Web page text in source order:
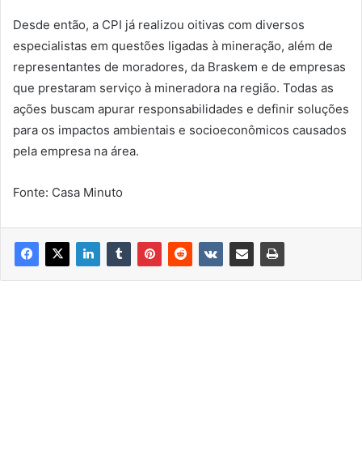
Desde então, a CPI já realizou oitivas com diversos
especialistas em questões ligadas à mineração, além de
representantes de moradores, da Braskem e de empresas
que prestaram serviço à mineradora na região. Todas as
ações buscam apurar responsabilidades e definir soluções
para os impactos ambientais e socioeconômicos causados
pela empresa na área.
Fonte: Casa Minuto